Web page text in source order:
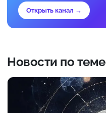
Открыть канал →
Новости по теме